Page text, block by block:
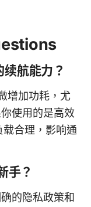
航能力？
增加功耗，尤
使用的是高效
合理，影响通
手？
的隐私政策和